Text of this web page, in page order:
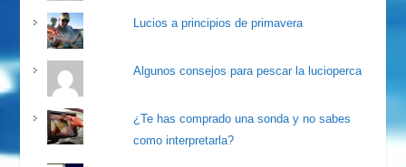
Lucios a principios de primavera
Algunos consejos para pescar la lucioperca
¿Te has comprado una sonda y no sabes
como interpretarla?